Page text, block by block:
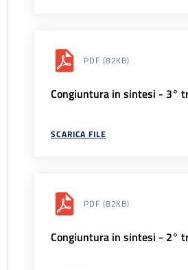
PDF (82KB)
Congiuntura in sintesi - 3°
SCARICA FILE
PDF (82KB)
Congiuntura in sintesi - 2°